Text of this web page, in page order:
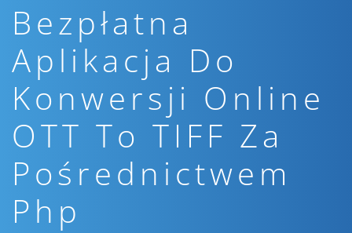
Bezpłatna
Aplikacja Do
Konwersji Online
OTT To TIFF Za
Pośrednictwem
Php